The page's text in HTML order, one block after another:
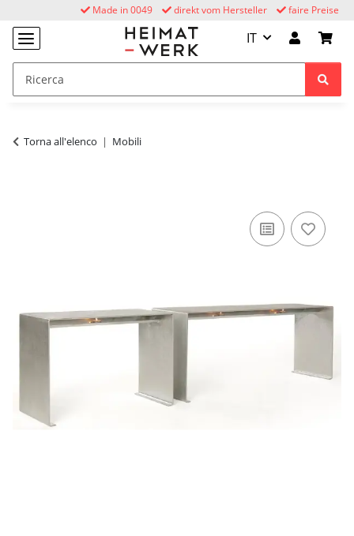
faire Preise
direkt vom Hersteller
Made in 0049
IT
Torna all'elenco Mobili